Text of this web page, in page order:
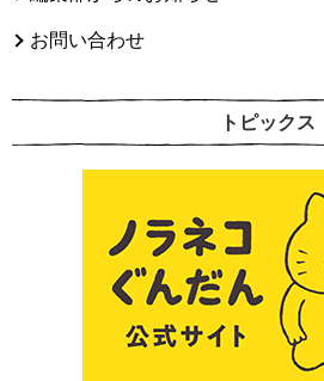
お問い合わせ
トピックス